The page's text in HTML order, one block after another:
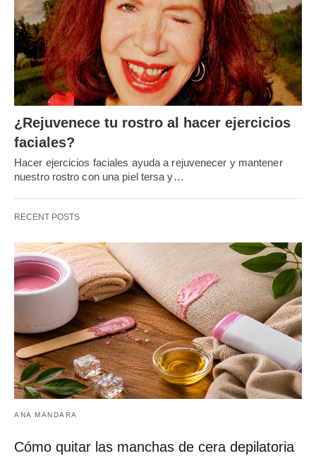
¿Rejuvenece tu rostro al hacer ejercicios
faciales?
Hacer ejercicios faciales ayuda a rejuvenecer y mantener
nuestro rostro con una piel tersa y…
RECENT POSTS
ANA MANDARA
Cómo quitar las manchas de cera depilatoria